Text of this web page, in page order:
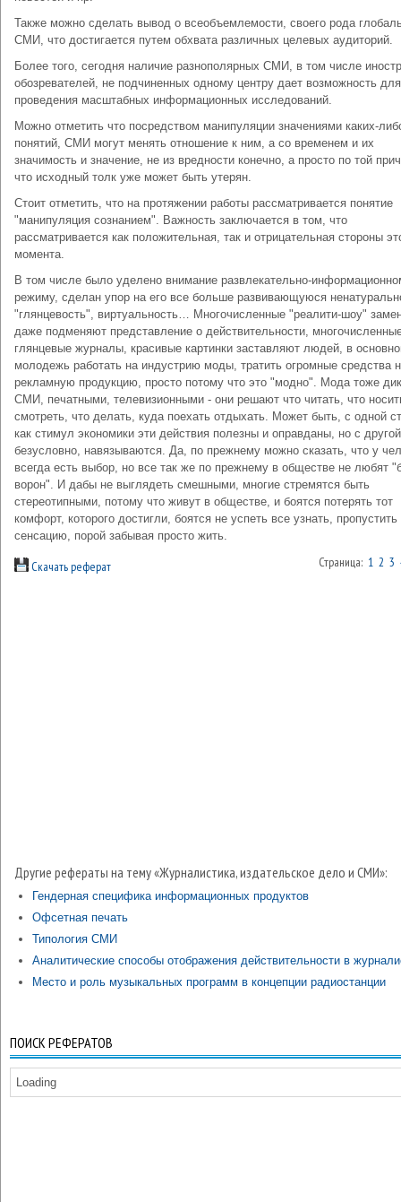
Также можно сделать вывод о всеобъемлемости, своего рода
СМИ, что достигается путем обхвата различных целевых аудиторий.
Более того, сегодня наличие разнополярных СМИ, в том числе
обозревателей, не подчиненных одному центру дает возможность для
проведения масштабных информационных исследований.
Можно отметить что посредством манипуляции значениями каких-
понятий, СМИ могут менять отношение к ним, а со временем и их
значимость и значение, не из вредности конечно, а просто по той
что исходный толк уже может быть утерян.
Стоит отметить, что на протяжении работы рассматривается понятие
"манипуляция сознанием". Важность заключается в том, что
рассматривается как положительная, так и отрицательная стороны
момента.
В том числе было уделено внимание развлекательно-
режиму, сделан упор на его все больше развивающуюся
"глянцевость", виртуальность… Многочисленные "реалити-шоу"
даже подменяют представление о действительности,
глянцевые журналы, красивые картинки заставляют людей, в
молодежь работать на индустрию моды, тратить огромные средства
рекламную продукцию, просто потому что это "модно". Мода тоже
СМИ, печатными, телевизионными - они решают что читать, что
смотреть, что делать, куда поехать отдыхать. Может быть, с одной
как стимул экономики эти действия полезны и оправданы, но с
безусловно, навязываются. Да, по прежнему можно сказать, что у
всегда есть выбор, но все так же по прежнему в обществе не любят
ворон". И дабы не выглядеть смешными, многие стремятся быть
стереотипными, потому что живут в обществе, и боятся потерять тот
комфорт, которого достигли, боятся не успеть все узнать, пропустить
сенсацию, порой забывая просто жить.
Скачать реферат Страница: 1 2 3
Другие рефераты на тему «Журналистика, издательское дело и СМИ»:
Гендерная специфика информационных продуктов
Офсетная печать
Типология СМИ
Аналитические способы отображения действительности в
Место и роль музыкальных программ в концепции радиостанции
ПОИСК РЕФЕРАТОВ
Loading